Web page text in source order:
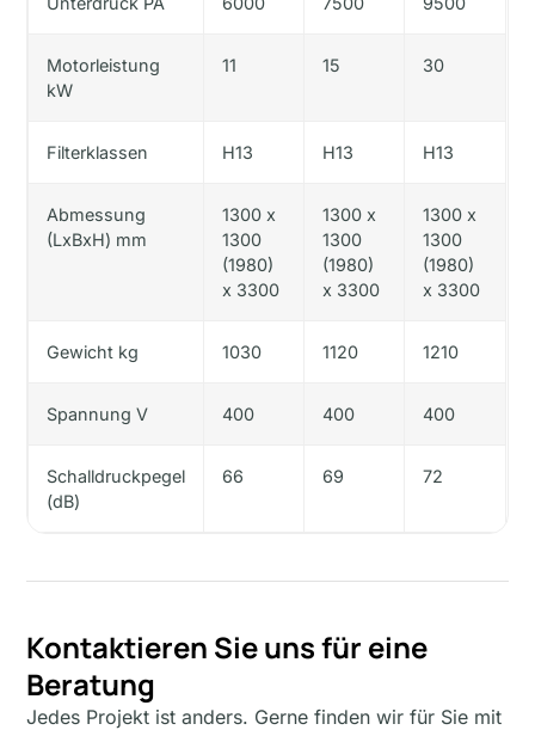
Motorleistung
kW
11 15 30
Filterklassen H13 H13 H13
Abmessung
(LxBxH) mm
1300 x
1300
(1980)
x 3300
1300 x
1300
(1980)
x 3300
1300 x
1300
(1980)
x 3300
Gewicht kg 1030 1120 1210
Spannung V 400 400 400
Schalldruckpegel
(dB)
66 69 72
Kontaktieren Sie uns für eine
Beratung
Jedes Projekt ist anders. Gerne finden wir für Sie mit